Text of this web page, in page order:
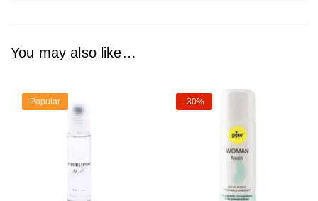
You may also like…
Popular -30%